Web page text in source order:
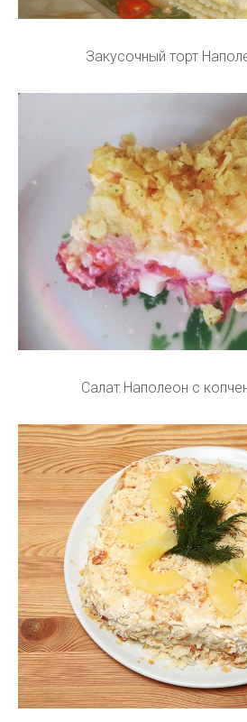
Закусочный торт
Салат Наполеон с